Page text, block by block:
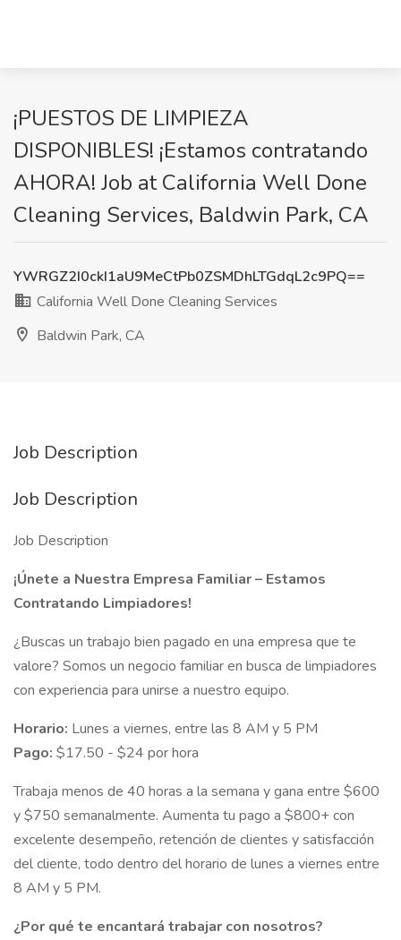
¡PUESTOS DE LIMPIEZA
DISPONIBLES! ¡Estamos contratando
AHORA! Job at California Well Done
Cleaning Services, Baldwin Park, CA
YWRGZ2I0ckI1aU9MeCtPb0ZSMDhLTGdqL2c9PQ==
California Well Done Cleaning Services
Baldwin Park, CA
Job Description
Job Description
Job Description
¡Únete a Nuestra Empresa Familiar – Estamos
Contratando Limpiadores!
¿Buscas un trabajo bien pagado en una empresa que te
valore? Somos un negocio familiar en busca de limpiadores
con experiencia para unirse a nuestro equipo.
Horario: Lunes a viernes, entre las 8 AM y 5 PM
Pago: $17.50 - $24 por hora
Trabaja menos de 40 horas a la semana y gana entre $600
y $750 semanalmente. Aumenta tu pago a $800+ con
excelente desempeño, retención de clientes y satisfacción
del cliente, todo dentro del horario de lunes a viernes entre
8 AM y 5 PM.
¿Por qué te encantará trabajar con nosotros?